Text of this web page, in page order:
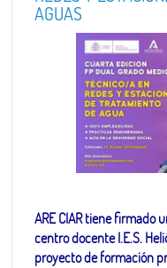
AGUAS
ARE CIAR tiene firmado
centro docente I.E.S.
proyecto de formación